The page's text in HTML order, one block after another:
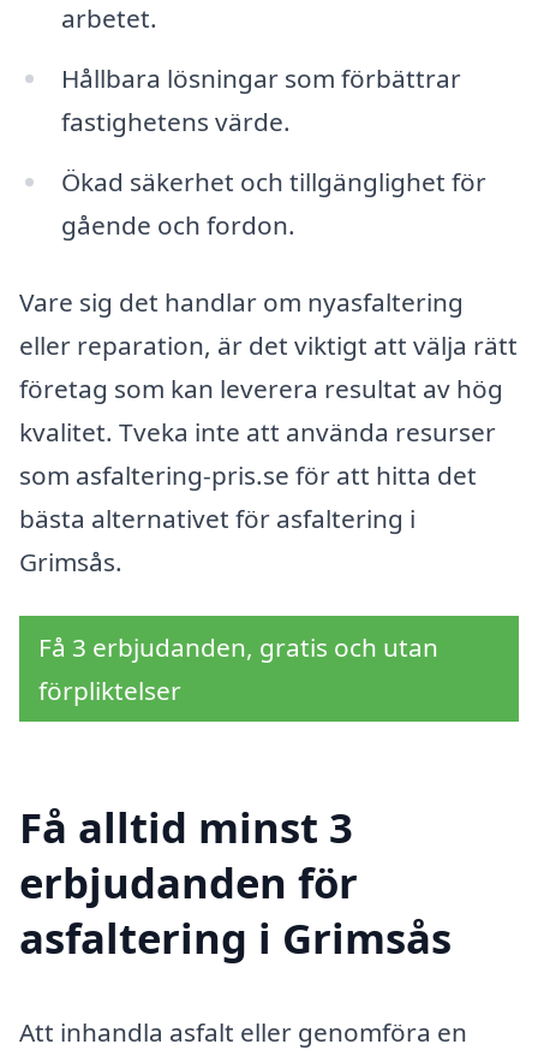
arbetet.
Hållbara lösningar som förbättrar
fastighetens värde.
Ökad säkerhet och tillgänglighet för
gående och fordon.
Vare sig det handlar om nyasfaltering
eller reparation, är det viktigt att välja rätt
företag som kan leverera resultat av hög
kvalitet. Tveka inte att använda resurser
som asfaltering-pris.se för att hitta det
bästa alternativet för asfaltering i
Grimsås.
Få 3 erbjudanden, gratis och utan
förpliktelser
Få alltid minst 3
erbjudanden för
asfaltering i Grimsås
Att inhandla asfalt eller genomföra en